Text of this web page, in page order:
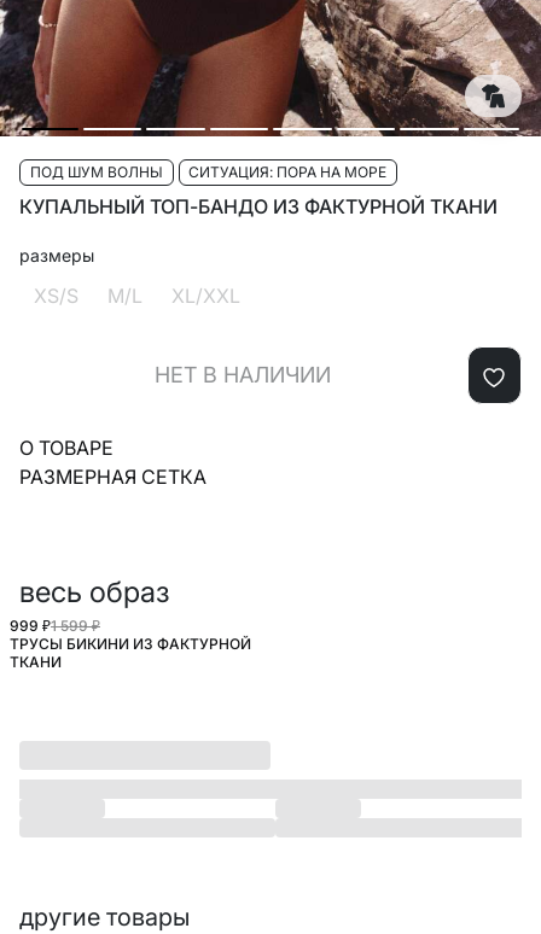
ПОД ШУМ ВОЛНЫ СИТУАЦИЯ: ПОРА НА МОРЕ
КУПАЛЬНЫЙ ТОП-БАНДО ИЗ ФАКТУРНОЙ ТКАНИ
размеры
XS/S M/L XL/XXL
НЕТ В НАЛИЧИИ
О ТОВАРЕ
РАЗМЕРНАЯ СЕТКА
весь образ
999 ₽1 599 ₽
ТРУСЫ БИКИНИ ИЗ ФАКТУРНОЙ
ТКАНИ
другие товары